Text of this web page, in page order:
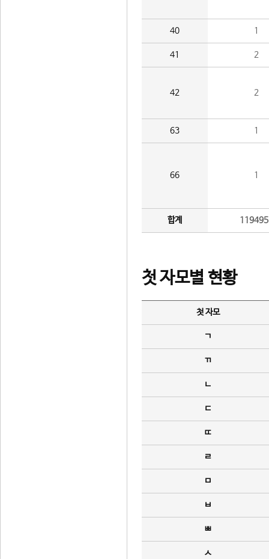
40 1
41 2
42 2
63 1
66 1
합계
첫 자모별 현황
첫 자모
ㄱ
ㄲ
ㄴ
ㄷ
ㄸ
ㄹ
ㅁ
ㅂ
ㅃ
ㅅ